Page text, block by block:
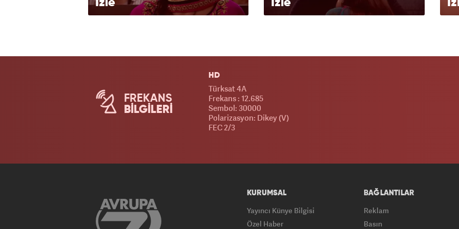
İzle İzle
FREKANS
BİLGİLERİ
HD
Türksat 4A
Frekans : 12.685
Sembol: 30000
Polarizasyon: Dikey (V)
FEC 2/3
KURUMSAL
Yayıncı Künye Bilgisi
Özel Haber
BAĞLANTILAR
Reklam
Basın